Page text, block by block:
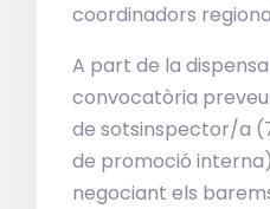
coordinadors
A part de la
convocatòria
de sotsinspector/a
de promoció
negociant els